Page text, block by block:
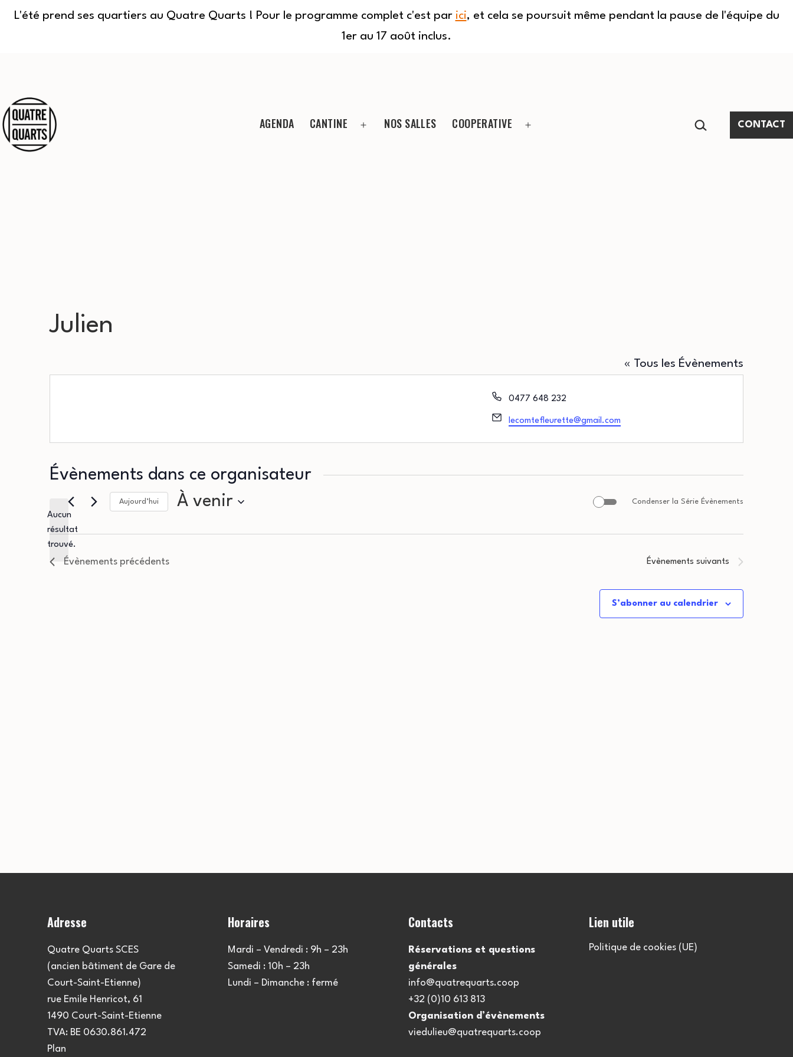
L'été prend ses quartiers au Quatre Quarts ! Pour le programme complet c'est par ici, et cela se poursuit même pendant la pause de l'équipe du
1er au 17 août inclus.
contenu
AGENDA CANTINE NOS SALLES COOPERATIVE RECHERCHER…
CONTACT
Julien
« Tous les Évènements
Téléphone
0477 648 232
Email
lecomtefleurette@gmail.com
Évènements dans ce organisateur
Notice
Aucun
résultat
trouvé.
Aujourd’hui À venir Condenser la Série Évènements
Évènements précédents Évènements suivants
S’abonner au calendrier
Adresse
Quatre Quarts SCES
(ancien bâtiment de Gare de
Court-Saint-Etienne)
rue Emile Henricot, 61
1490 Court-Saint-Etienne
TVA: BE 0630.861.472
Plan
Horaires
Mardi – Vendredi : 9h – 23h
Samedi : 10h – 23h
Lundi – Dimanche : fermé
Contacts
Réservations et questions
générales
info@quatrequarts.coop
+32 (0)10 613 813
Organisation d’évènements
viedulieu@quatrequarts.coop
Lien utile
Politique de cookies (UE)